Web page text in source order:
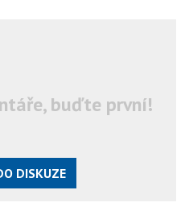
buďte první!
DISKUZE